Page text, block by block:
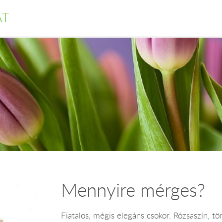
Mennyire mérges?
Fiatalos, mégis elegáns csokor. Rózsaszín,